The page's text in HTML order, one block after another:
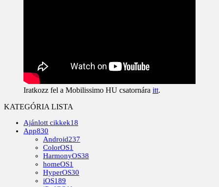
Iratkozz fel a Mobilissimo HU csatornára itt.
KATEGÓRIA LISTA
Ajánlott cikkek18
App830
Android237
ColorOS1
HarmonyOS38
homeOS1
HyperOS30
iOS189